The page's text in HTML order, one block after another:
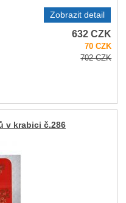
Zobrazit detail
632CZK
70CZK
702CZK
v krabici č.286